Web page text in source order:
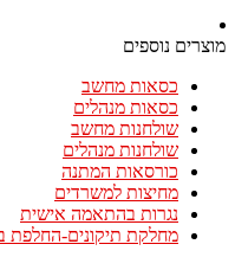
מוצרים נוספים
כסאות מחשב
כסאות מנהלים
שולחנות מחשב
שולחנות מנהלים
כורסאות המתנה
מחיצות למשרדים
נגרות בהתאמה אישית
מחלקת תיקונים-החלפת